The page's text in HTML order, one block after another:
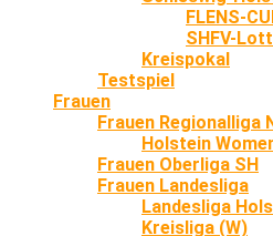
FLENS-
SHFV-
Kreispokal
Testspiel
Frauen
Frauen Regionalliga
Holstein
Frauen Oberliga SH
Frauen Landesliga
Landesliga
Kreisliga (W)